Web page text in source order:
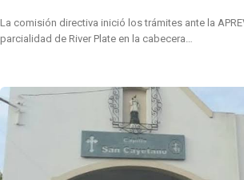
La comisión directiva inició los trámites ante la
parcialidad de River Plate en la cabecera…